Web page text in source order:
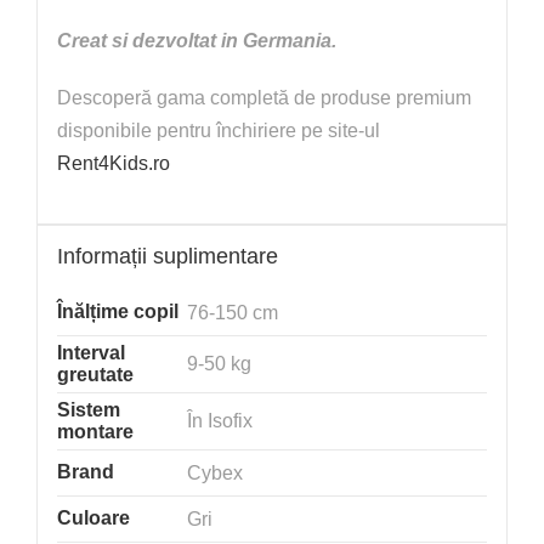
Creat si dezvoltat in Germania.
Descoperă gama completă de produse premium
disponibile pentru închiriere pe site-ul
Rent4Kids.ro
Informații suplimentare
Înălțime copil
76-150 cm
Interval
greutate
9-50 kg
Sistem
montare
În Isofix
Brand Cybex
Culoare Gri